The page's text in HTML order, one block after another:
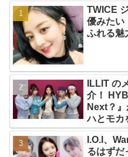
TWICE
優みたい
ふれる魅
ILLIT の
介！
Next？
ハとモカ
プ！ デ
なりの大
I.O.I、
るはずだ